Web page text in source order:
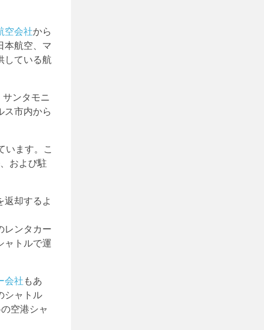
空会社から
本航空、マ
している航
ンタモニ
ス市内から
います。こ
および駐
返却するよ
レンタカー
ャトルで運
会社 もあ
シャトル
空港シャ